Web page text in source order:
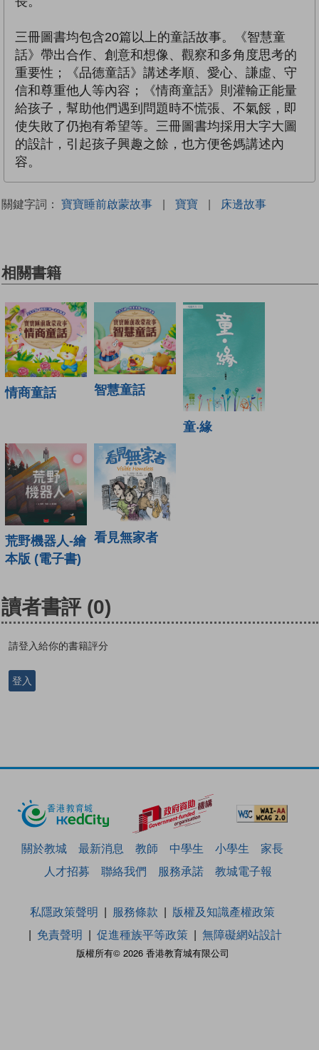
三冊圖書均包含20篇以上的童話故事。《智慧童
話》帶出合作、創意和想像、觀察和多角度思考的
重要性；《品德童話》講述孝順、愛心、謙虛、守
信和尊重他人等內容；《情商童話》則灌輸正能量
給孩子，幫助他們遇到問題時不慌張、不氣餒，即
使失敗了仍抱有希望等。三冊圖書均採用大字大圖
的設計，引起孩子興趣之餘，也方便爸媽講述內
容。
關鍵字詞： 寶寶睡前啟蒙故事 | 寶寶 | 床邊故事
相關書籍
情商童話 智慧童話
童‧緣
荒野機器人-繪
本版 (電子書)
看見無家者
讀者書評 (0)
請登入給你的書籍評分
登入
關於教城 最新消息 教師 中學生 小學生
家長
人才招募
聯絡我們 服務承諾 教城電子報
版權所有© 2026 香港教育城有限公司
私隱政策聲明 服務條款
版權及知識產權政策
免責聲明
促進種族平等政策 無障礙網站設計